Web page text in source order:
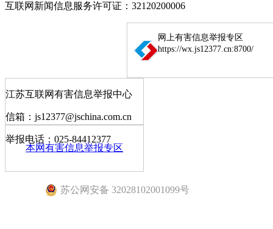
互联网新闻信息服务许可证：32120200006
网上有害信息举报专区
https://wx.js12377.cn:8700/
江苏互联网有害信息举报中心
信箱：js12377@jschina.com.cn
举报电话：025-84412377
本网有害信息举报专区
苏公网安备 32028102001099号